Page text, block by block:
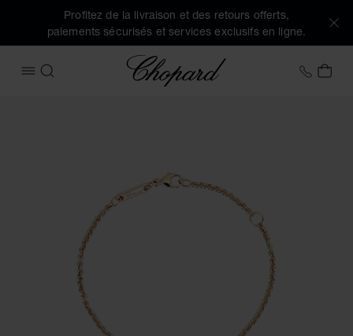
Profitez de la livraison et des retours offerts,
paiements sécurisés et services exclusifs en ligne.
OUVRIR LE MENU
RECHERCHER
Chopard +33